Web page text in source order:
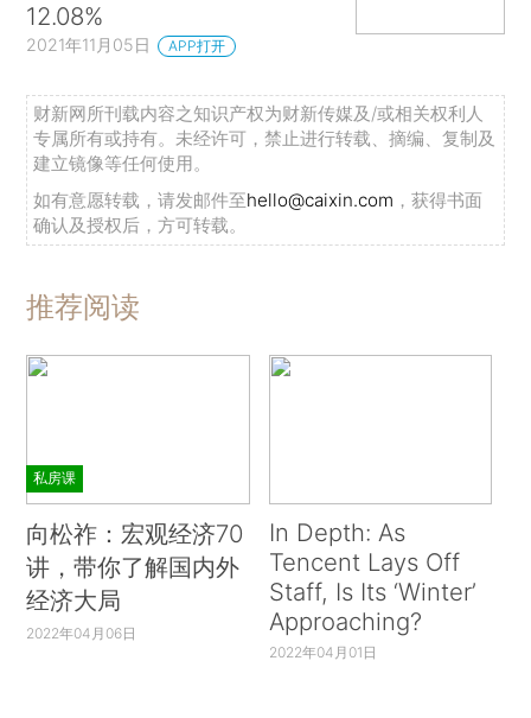
12.08%
2021年11月05日 APP打开
财新网所刊载内容之知识产权为财新传媒及/或相关权利人
专属所有或持有。未经许可，禁止进行转载、摘编、复制及
建立镜像等任何使用。
如有意愿转载，请发邮件至hello@caixin.com ，获得书面
确认及授权后，方可转载。
推荐阅读
私房课
向松祚：宏观经济70
讲，带你了解国内外
经济大局
2022年04月06日
In Depth: As
Tencent Lays Off
Staff, Is Its ‘Winter’
Approaching?
2022年04月01日